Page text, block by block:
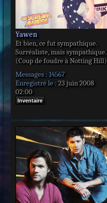
Yawen
Et bien, ce fut sympathique.
Surréaliste, mais sympathique.
(Coup de foudre à Notting Hill)
Messages : 14567
Enregistré le : 23 juin 2008
02:00
Inventaire